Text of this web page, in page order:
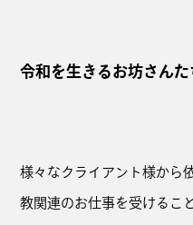
令和を生きるお坊さん
様々なクライアント様から
教関連のお仕事を受けるこ